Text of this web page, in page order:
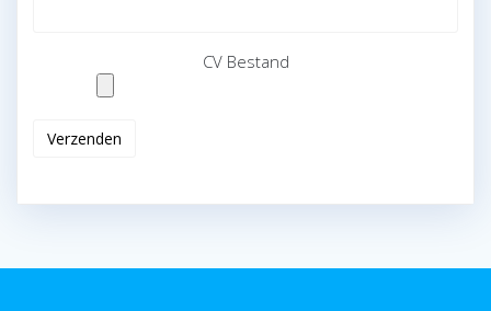
CV Bestand